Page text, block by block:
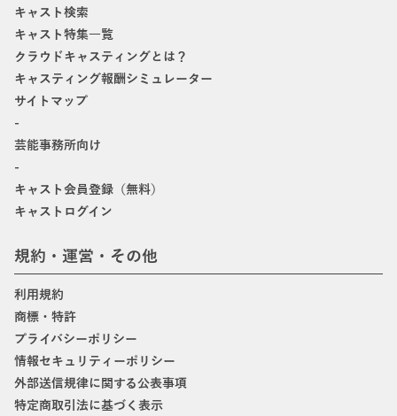
キャスト検索
キャスト特集一覧
クラウドキャスティングとは？
キャスティング報酬シミュレーター
サイトマップ
-
芸能事務所向け
-
キャスト会員登録（無料）
キャストログイン
規約・運営・その他
利用規約
商標・特許
プライバシーポリシー
情報セキュリティーポリシー
外部送信規律に関する公表事項
特定商取引法に基づく表示